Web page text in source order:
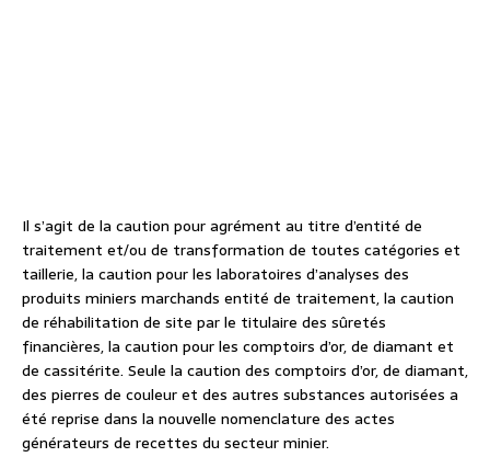
Il s’agit de la caution pour agrément au titre d’entité de
traitement et/ou de transformation de toutes catégories et
taillerie, la caution pour les laboratoires d’analyses des
produits miniers marchands entité de traitement, la caution
de réhabilitation de site par le titulaire des sûretés
financières, la caution pour les comptoirs d’or, de diamant et
de cassitérite. Seule la caution des comptoirs d’or, de diamant,
des pierres de couleur et des autres substances autorisées a
été reprise dans la nouvelle nomenclature des actes
générateurs de recettes du secteur minier.